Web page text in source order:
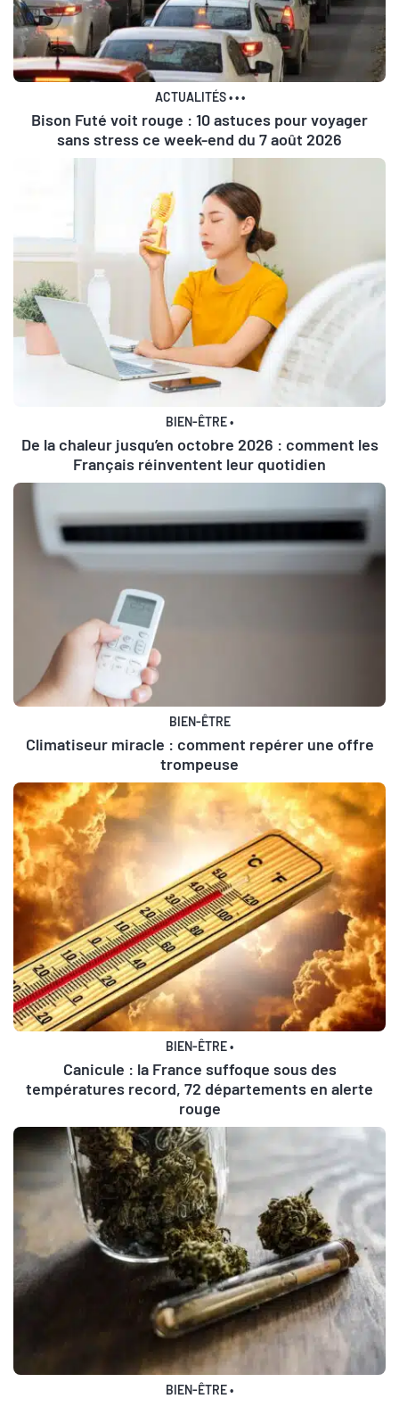
ACTUALITÉS•••
Bison Futé voit rouge : 10 astuces pour voyager
sans stress ce week-end du 7 août 2026
BIEN-ÊTRE•
De la chaleur jusqu’en octobre 2026 : comment les
Français réinventent leur quotidien
BIEN-ÊTRE
Climatiseur miracle : comment repérer une offre
trompeuse
BIEN-ÊTRE•
Canicule : la France suffoque sous des
températures record, 72 départements en alerte
rouge
BIEN-ÊTRE•